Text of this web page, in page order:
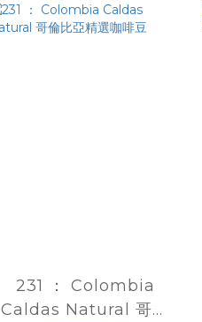
231 ： Colombia
Caldas Natural 哥倫